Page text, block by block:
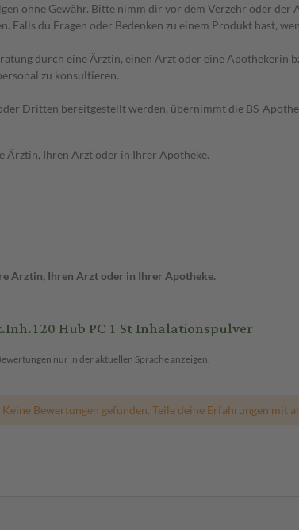
ohne Gewähr. Bitte nimm dir vor dem Verzehr oder
Falls du Fragen oder Bedenken zu einem Produkt hast,
durch eine Ärztin, einen Arzt oder eine Apothekerin
zu konsultieren.
Dritten bereitgestellt werden, übernimmt die BS-
Ärztin, Ihren Arzt oder in Ihrer Apotheke.
Ärztin, Ihren Arzt oder in Ihrer Apotheke.
Hub PC 1 St Inhalationspulver
nur in der aktuellen Sprache anzeigen.
Keine Bewertungen gefunden. Teile deine Erfahrungen mit